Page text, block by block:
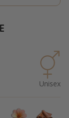
Unisex